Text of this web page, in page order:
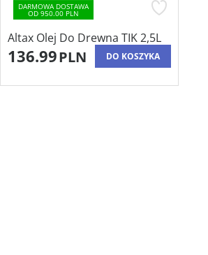
DARMOWA DOSTAWA
OD 950.00 PLN
Altax Olej Do Drewna TIK 2,5L
136.99PLN DO KOSZYKA